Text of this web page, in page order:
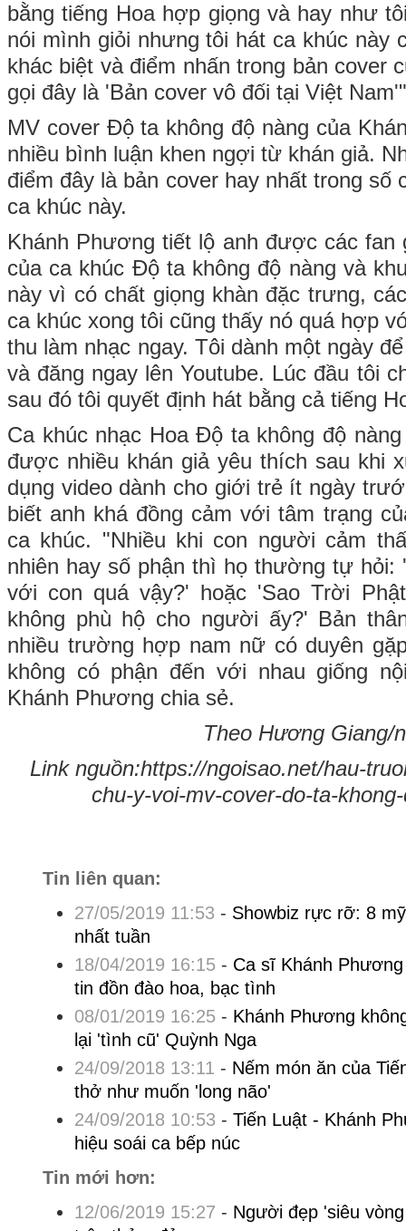
bằng tiếng Hoa hợp giọng và hay như
nói mình giỏi nhưng tôi hát ca khúc này
khác biệt và điểm nhấn trong bản cover
gọi đây là 'Bản cover vô đối tại Việt
MV cover Độ ta không độ nàng của
nhiều bình luận khen ngợi từ khán giả.
điểm đây là bản cover hay nhất trong số
ca khúc này.
Khánh Phương tiết lộ anh được các fan
của ca khúc Độ ta không độ nàng và
này vì có chất giọng khàn đặc trưng,
ca khúc xong tôi cũng thấy nó quá hợp
thu làm nhạc ngay. Tôi dành một ngày
và đăng ngay lên Youtube. Lúc đầu tôi
sau đó tôi quyết định hát bằng cả tiếng
Ca khúc nhạc Hoa Độ ta không độ
được nhiều khán giả yêu thích sau khi
dụng video dành cho giới trẻ ít ngày
biết anh khá đồng cảm với tâm trạng
ca khúc. "Nhiều khi con người cảm
nhiên hay số phận thì họ thường tự hỏi:
với con quá vậy?' hoặc 'Sao Trời
không phù hộ cho người ấy?' Bản
nhiều trường hợp nam nữ có duyên
không có phận đến với nhau giống
Khánh Phương chia sẻ.
Theo Hương Giang/
Link nguồn:https://ngoisao.net/hau-
chu-y-voi-mv-cover-do-ta-
Tin liên quan:
27/05/2019 11:53 - Showbiz rực rỡ: 8
nhất tuần
18/04/2019 16:15- Ca sĩ Khánh
tin đồn đào hoa, bạc tình
08/01/2019 16:25- Khánh Phương
lại 'tình cũ' Quỳnh Nga
24/09/2018 13:11 - Nếm món ăn của
thở như muốn 'long não'
24/09/2018 10:53 - Tiến Luật - Khánh
hiệu soái ca bếp núc
Tin mới hơn:
12/06/2019 15:27 - Người đẹp 'siêu